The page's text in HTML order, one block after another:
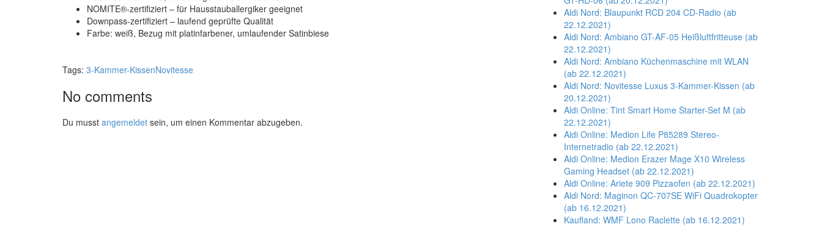
NOMITE®-zertifiziert – für Hausstauballergiker geeignet
Downpass-zertifiziert – laufend geprüfte Qualität
Farbe: weiß, Bezug mit platinfarbener, umlaufender Satinbiese
Tags: 3-Kammer-KissenNovitesse
No comments
Du musst angemeldet sein, um einen Kommentar abzugeben.
Aldi Nord: Blaupunkt RCD 204 CD-Radio (ab
22.12.2021)
Aldi Nord: Ambiano GT-AF-05 Heißluftfritteuse (ab
22.12.2021)
Aldi Nord: Ambiano Küchenmaschine mit WLAN
(ab 22.12.2021)
Aldi Nord: Novitesse Luxus 3-Kammer-Kissen (ab
20.12.2021)
Aldi Online: Tint Smart Home Starter-Set M (ab
22.12.2021)
Aldi Online: Medion Life P85289 Stereo-
Internetradio (ab 22.12.2021)
Aldi Online: Medion Erazer Mage X10 Wireless
Gaming Headset (ab 22.12.2021)
Aldi Online: Ariete 909 Pizzaofen (ab 22.12.2021)
Aldi Nord: Maginon QC-707SE WiFi Quadrokopter
(ab 16.12.2021)
Kaufland: WMF Lono Raclette (ab 16.12.2021)